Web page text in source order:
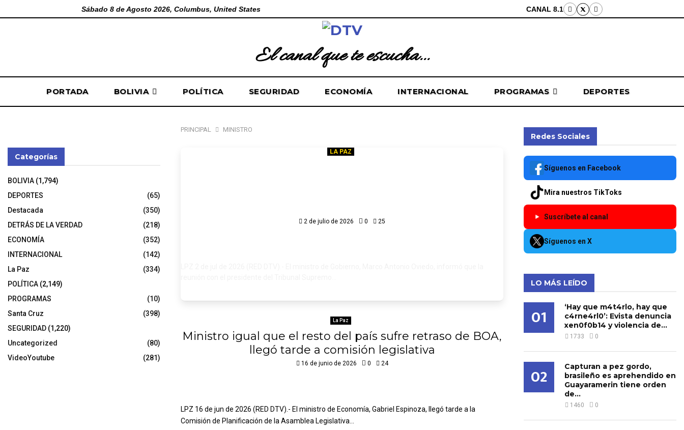
Sábado 8 de Agosto 2026, Columbus, United States CANAL 8.1
El canal que te escucha...
PORTADA BOLIVIA POLÍTICA SEGURIDAD ECONOMÍA INTERNACIONAL PROGRAMAS DEPORTES
PRINCIPAL MINISTRO
LA PAZ
2 de julio de 2026 0 25
La Paz
Ministro igual que el resto del país sufre retraso de BOA,
llegó tarde a comisión legislativa
16 de junio de 2026 0 24
LPZ 16 de jun de 2026 (RED DTV).- El ministro de Economía, Gabriel Espinoza, llegó tarde a la
Comisión de Planificación de la Asamblea Legislativa...
Categorías
BOLIVIA (1,794)
DEPORTES
(65)
Destacada
(350)
DETRÁS DE LA VERDAD
(218)
ECONOMÍA
(352)
INTERNACIONAL
(142)
La Paz
(334)
POLÍTICA (2,149)
PROGRAMAS
(10)
Santa Cruz
(398)
SEGURIDAD (1,220)
Uncategorized
(80)
VideoYoutube
(281)
Redes Sociales
Síguenos en Facebook
Mira nuestros TikToks
Suscríbete al canal
Síguenos en X
LO MÁS LEÍDO
01
‘Hay que m4t4rlo, hay que
c4rne4rl0’: Evista denuncia
xen0f0b14 y violencia de...
1733 0
02
Capturan a pez gordo,
brasileño es aprehendido en
Guayaramerin tiene orden
de...
1460 0